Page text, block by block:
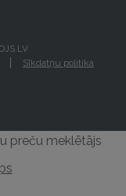
Sīkdatņu politika